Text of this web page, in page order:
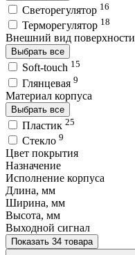
Светорегулятор 16
Терморегулятор 18
Внешний вид поверхности
Выбрать все
Soft-touch 15
Глянцевая 9
Материал корпуса
Выбрать все
Пластик 25
Стекло 9
Цвет покрытия
Назначение
Исполнение корпуса
Длина, мм
Ширина, мм
Высота, мм
Выходной сигнал
Показать 34 товара